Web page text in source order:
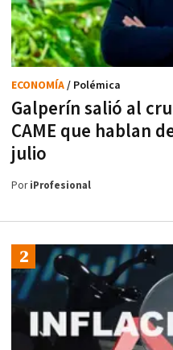
Galperín salió al
CAME que hablan
julio
ECONOMÍA/ Polémica
PoriProfesional